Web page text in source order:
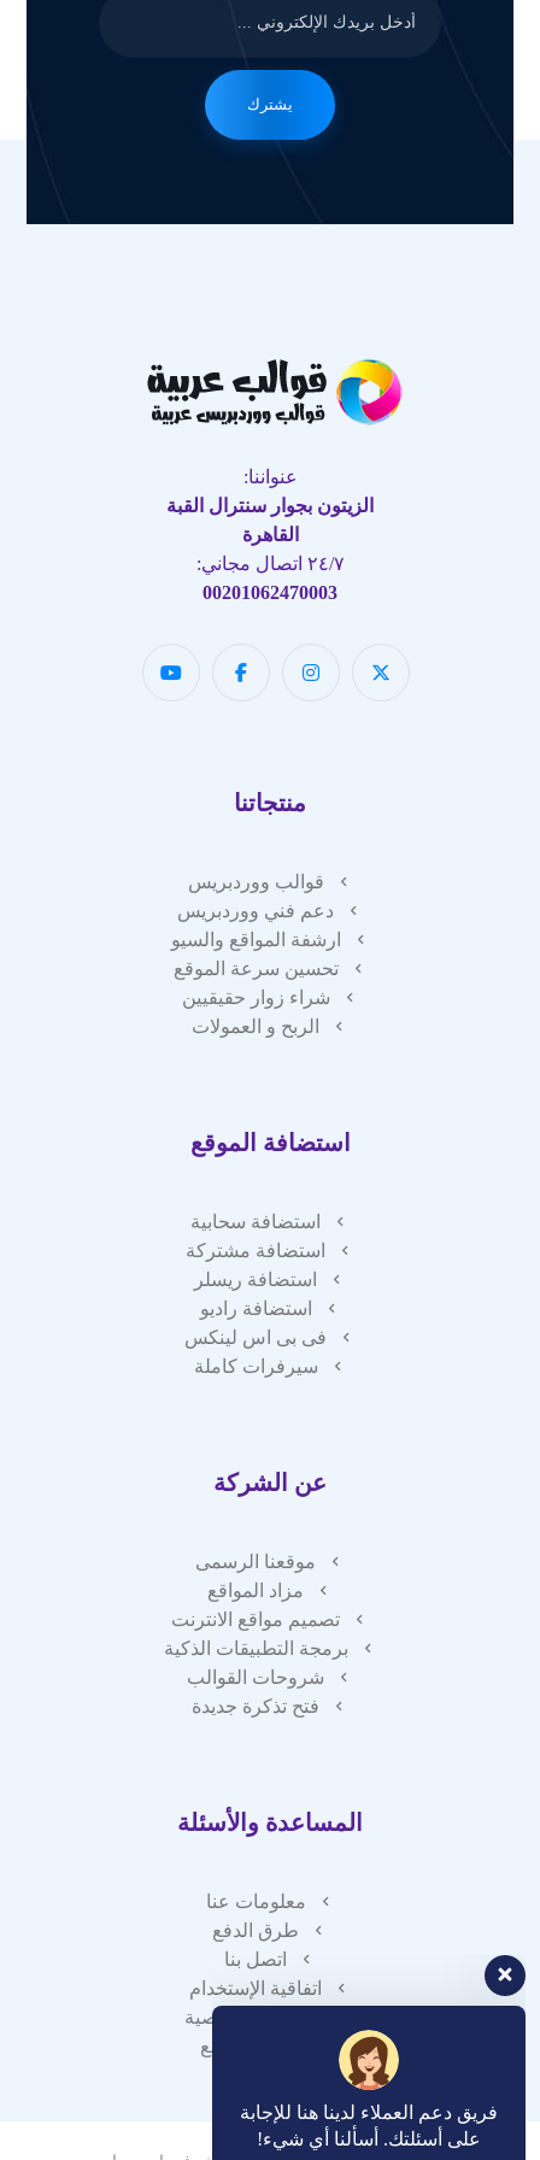
يشترك
عنواننا:
الزيتون بجوار سنترال القبة
القاهرة
٢٤/٧ اتصال مجاني:
00201062470003
منتجاتنا
قوالب ووردبريس
دعم فني ووردبريس
ارشفة المواقع والسيو
تحسين سرعة الموقع
شراء زوار حقيقيين
الربح و العمولات
استضافة الموقع
استضافة سحابية
استضافة مشتركة
استضافة ريسلر
استضافة راديو
فى بى اس لينكس
سيرفرات كاملة
عن الشركة
موقعنا الرسمى
مزاد المواقع
تصميم مواقع الانترنت
برمجة التطبيقات الذكية
شروحات القوالب
فتح تذكرة جديدة
المساعدة والأسئلة
معلومات عنا
طرق الدفع
اتصل بنا
اتفاقية الإستخدام
سياسة الخصوصية
خريطة الموقعفريق دعم العملاء لدينا هنا للإجابة
على أسئلتك. أسألنا أي شيء!
? مرحبًا ، كيف يمكنني المساعدة؟